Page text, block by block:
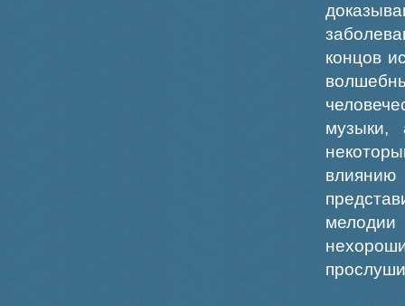
концов
музыки,
влиянию